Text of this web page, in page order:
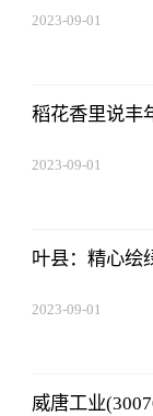
2023-09-01
稻花香里说丰
2023-09-01
叶县：精心绘
2023-09-01
威唐工业